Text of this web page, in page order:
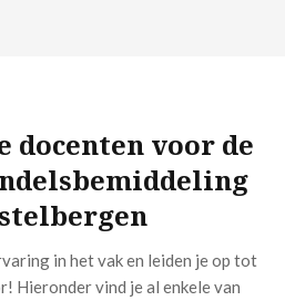
docenten voor de
in het vak en leiden je op tot
Hieronder vind je al enkele van